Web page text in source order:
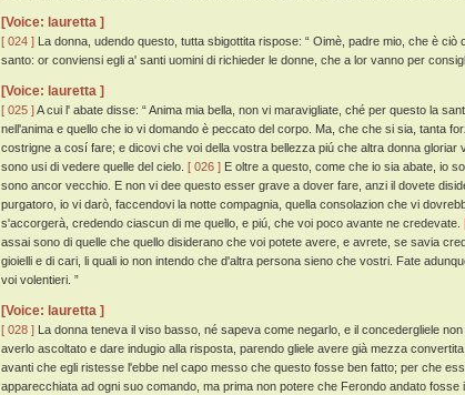
[Voice: lauretta ]
[ 024 ] La donna, udendo questo, tutta sbigottita rispose: “ Oimè, padre mio, che è
santo: or conviensi egli a' santi uomini di richieder le donne, che a lor vanno per
[Voice: lauretta ]
[ 025 ]A cui l' abate disse: “ Anima mia bella, non vi maravigliate, ché per questo la
nell'anima e quello che io vi domando è peccato del corpo. Ma, che che si sia, tanta
costrigne a cosí fare; e dicovi che voi della vostra bellezza piú che altra donna gloriar
sono usi di vedere quelle del cielo. [ 026 ] E oltre a questo, come che io sia abate, io
sono ancor vecchio. E non vi dee questo esser grave a dover fare, anzi il dovete
purgatoro, io vi darò, faccendovi la notte compagnia, quella consolazion che vi
s'accorgerà, credendo ciascun di me quello, e piú, che voi poco avante ne credevate.
assai sono di quelle che quello disiderano che voi potete avere, e avrete, se savia
gioielli e di cari, li quali io non intendo che d'altra persona sieno che vostri. Fate
voi volentieri. ”
[Voice: lauretta ]
[ 028 ] La donna teneva il viso basso, né sapeva come negarlo, e il concedergliele
averlo ascoltato e dare indugio alla risposta, parendo gliele avere già mezza
avanti che egli ristesse l'ebbe nel capo messo che questo fosse ben fatto; per che
apparecchiata ad ogni suo comando, ma prima non potere che Ferondo andato fosse